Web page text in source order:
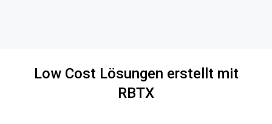
Low Cost Lösungen erstellt mit
RBTX